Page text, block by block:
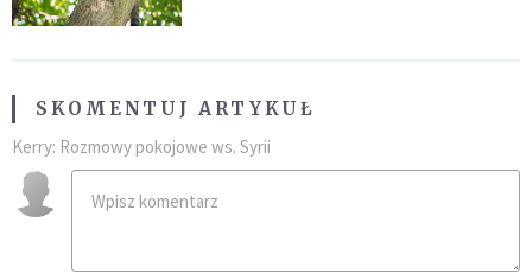
SKOMENTUJ ARTYKUŁ
Kerry: Rozmowy pokojowe ws. Syrii